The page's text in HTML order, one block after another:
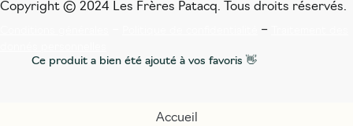
Copyright © 2024 Les Frères Patacq. Tous droits réservés.
–
Ce produit a bien été ajouté à vos favoris 👋
Accueil